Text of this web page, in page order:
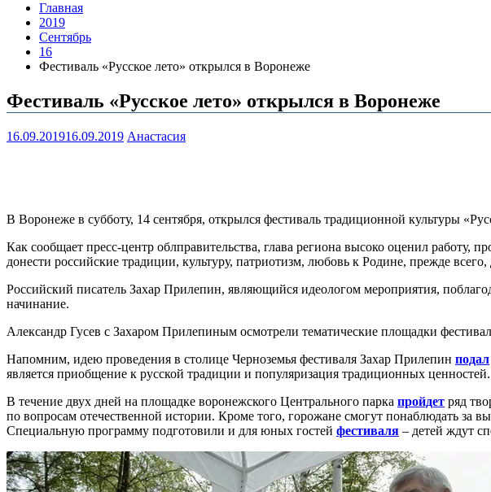
Главная
2019
Сентябрь
16
Фестиваль «Русское лето» открылся в Воронеже
Фестиваль «Русское лето» открылся в Воронеже
16.09.201916.09.2019 Анастасия
В Воронеже в субботу, 14 сентября, открылся фестиваль традиционной культуры
Как сообщает пресс-центр облправительства, глава региона высоко оценил работу,
донести российские традиции, культуру, патриотизм, любовь к Родине, прежде
Российский писатель Захар Прилепин, являющийся идеологом мероприятия,
начинание.
Александр Гусев с Захаром Прилепиным осмотрели тематические площадки
Напомним, идею проведения в столице Черноземья фестиваля Захар Прилепин подал
является приобщение к русской традиции и популяризация традиционных ценностей.
В течение двух дней на площадке воронежского Центрального парка пройдет ряд
по вопросам отечественной истории. Кроме того, горожане смогут понаблюдать за
Специальную программу подготовили и для юных гостей фестиваля – детей ждут